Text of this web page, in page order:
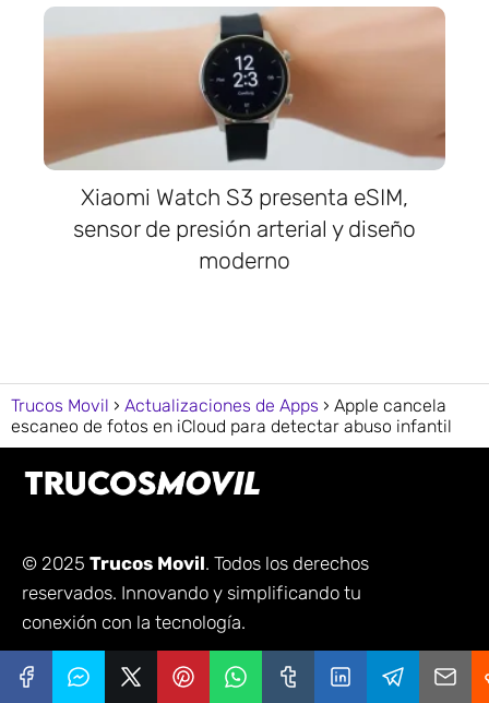
Xiaomi Watch S3 presenta eSIM,
sensor de presión arterial y diseño
moderno
Trucos Movil Actualizaciones de Apps
Apple cancela
escaneo de fotos en iCloud para detectar abuso infantil
© 2025 Trucos Movil. Todos los derechos
reservados. Innovando y simplificando tu
conexión con la tecnología.